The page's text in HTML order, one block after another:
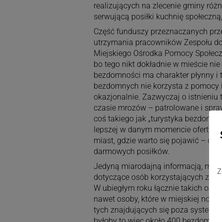
realizujących na zlecenie gminy
serwującą posiłki kuchnię
Część funduszy przeznaczanych
utrzymania pracowników Zespołu
Miejskiego Ośrodka Pomocy
bo tego nikt dokładnie w mieście
bezdomności ma charakter płynny
bezdomnych nie korzysta z
okazjonalnie. Zazwyczaj o istnieniu
czasie mrozów – patrolowane i
coś takiego jak „turystyka
lepszej w danym momencie oferty
miast, gdzie warto się pojawić –
darmowych posiłków.
Jedyną miarodajną informacją,
dotyczące osób korzystających z
W ubiegłym roku łącznie takich
nawet osoby, które w miejskiej
tych znajdujących się poza